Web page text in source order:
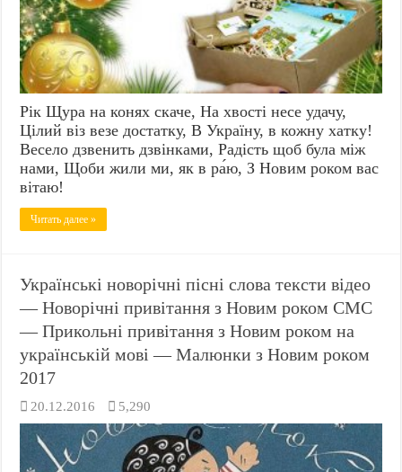
Рік Щура на конях скаче, На хвості несе удачу,
Цілий віз везе достатку, В Україну, в кожну хатку!
Весело дзвенить дзвінками, Радість щоб була між
нами, Щоби жили ми, як в ра́ю, З Новим роком вас
вітаю!
Читать далее »
Українські новорічні пісні слова тексти відео
— Новорічні привітання з Новим роком СМС
— Прикольні привітання з Новим роком на
українській мові — Малюнки з Новим роком
2017
20.12.2016 5,290